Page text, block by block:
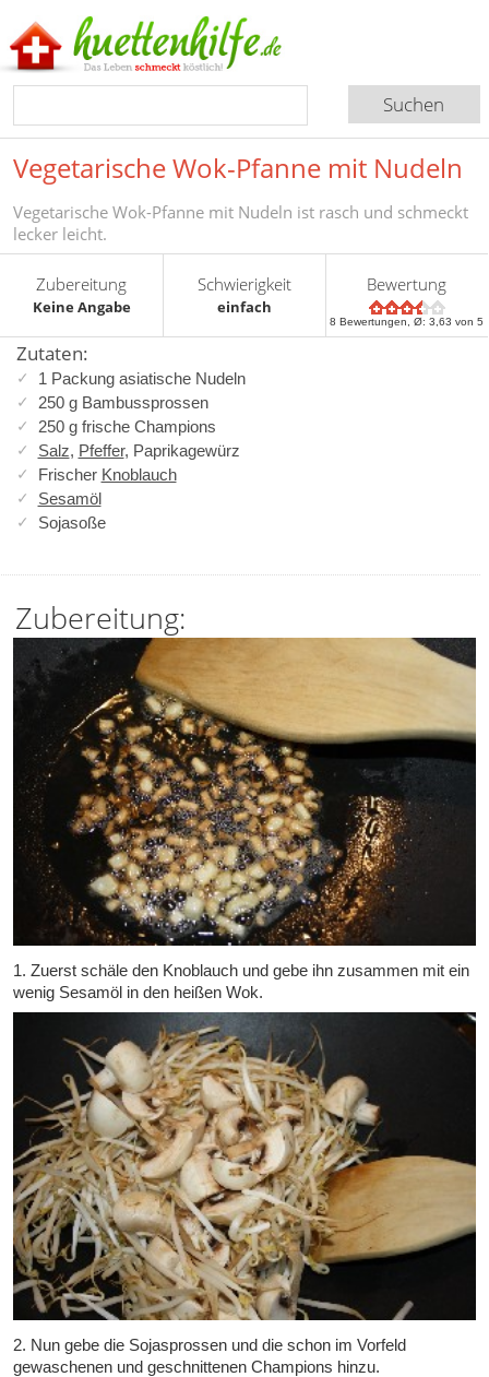
Vegetarische Wok-Pfanne mit Nudeln
Vegetarische Wok-Pfanne mit Nudeln ist rasch und schmeckt
lecker leicht.
Zubereitung
Keine Angabe
Schwierigkeit
einfach
Bewertung
8 Bewertungen, Ø:3,63 von 5
Zutaten:
1 Packung asiatische Nudeln
250 g Bambussprossen
250 g frische Champions
Salz, Pfeffer, Paprikagewürz
Frischer Knoblauch
Sesamöl
Sojasoße
Zubereitung:
1. Zuerst schäle den Knoblauch und gebe ihn zusammen mit ein
wenig Sesamöl in den heißen Wok.
2. Nun gebe die Sojasprossen und die schon im Vorfeld
gewaschenen und geschnittenen Champions hinzu.